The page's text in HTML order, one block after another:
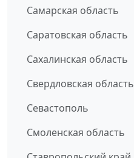
Самарская область
Саратовская область
Сахалинская область
Свердловская область
Севастополь
Смоленская область